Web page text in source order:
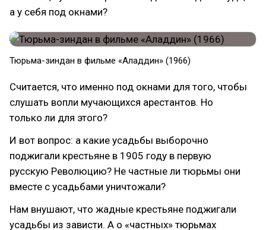
а у себя под окнами?
Тюрьма-зиндан в фильме «Аладдин» (1966)
Считается, что именно под окнами для того, чтобы
слушать вопли мучающихся арестантов. Но
только ли для этого?
И вот вопрос: а какие усадьбы выборочно
поджигали крестьяне в 1905 году в первую
русскую Революцию? Не частные ли тюрьмы они
вместе с усадьбами уничтожали?
Нам внушают, что жадные крестьяне поджигали
усадьбы из зависти. А о «частных» тюрьмах